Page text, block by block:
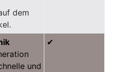
dem
und
✔